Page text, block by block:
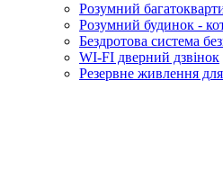
Розумний
Розумний будинок -
Бездротова система
WI-FI дверний дзвінок
Резервне живлення